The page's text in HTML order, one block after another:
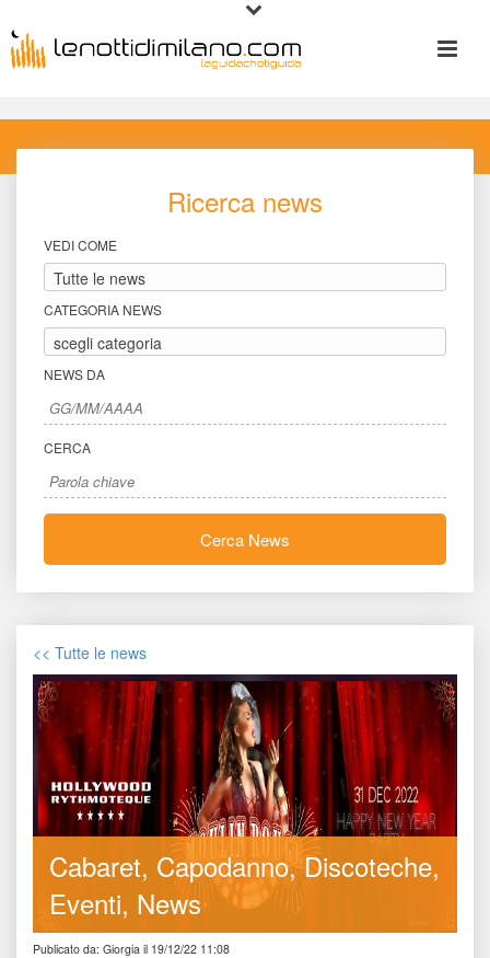
Ricerca new
VEDI COME
CATEGORIA NEWS
NEWS DA
CERCA
Cerca New
<< Tutte le new
Cabaret Capodanno Discoteche
Eventi New
Publicato da: Giorgia il 19/12/22 11:08